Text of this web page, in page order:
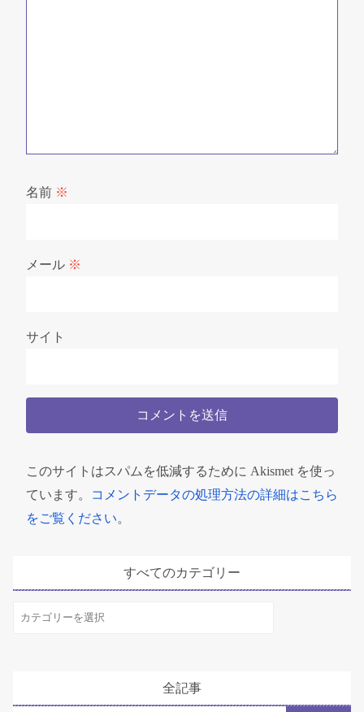
名前 ※
メール ※
サイト
このサイトはスパムを低減するために Akismet を使っ
ています。
コメントデータの処理方法の詳細はこちら
をご覧ください。
すべてのカテゴリー
べ
全記事